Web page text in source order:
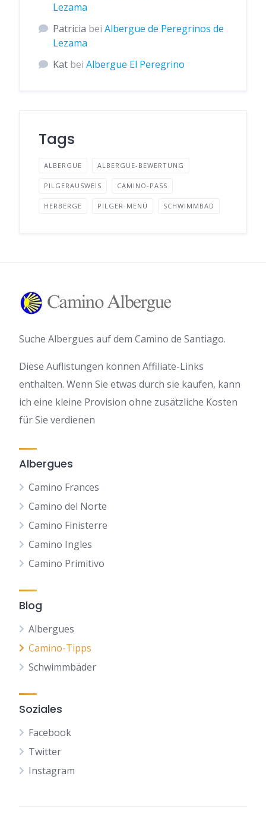
Lezama
Patricia bei Albergue de Peregrinos de
Lezama
Kat bei Albergue El Peregrino
Tags
ALBERGUE ALBERGUE-BEWERTUNG
PILGERAUSWEIS CAMINO-PASS
HERBERGE PILGER-MENÜ SCHWIMMBAD
Suche Albergues auf dem Camino de Santiago.
Diese Auflistungen können Affiliate-Links
enthalten. Wenn Sie etwas durch sie kaufen, kann
ich eine kleine Provision ohne zusätzliche Kosten
für Sie verdienen
Albergues
Camino Frances
Camino del Norte
Camino Finisterre
Camino Ingles
Camino Primitivo
Blog
Albergues
Camino-Tipps
Schwimmbäder
Soziales
Facebook
Twitter
Instagram